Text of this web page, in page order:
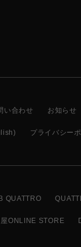
い合わせ お知らせ
プライバシー
QUATTRO
ONLINE STORE